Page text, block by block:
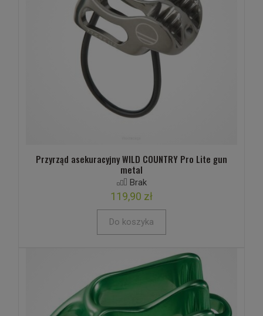
Przyrząd asekuracyjny WILD COUNTRY Pro Lite gun
metal
Brak
119,90 zł
Do koszyka